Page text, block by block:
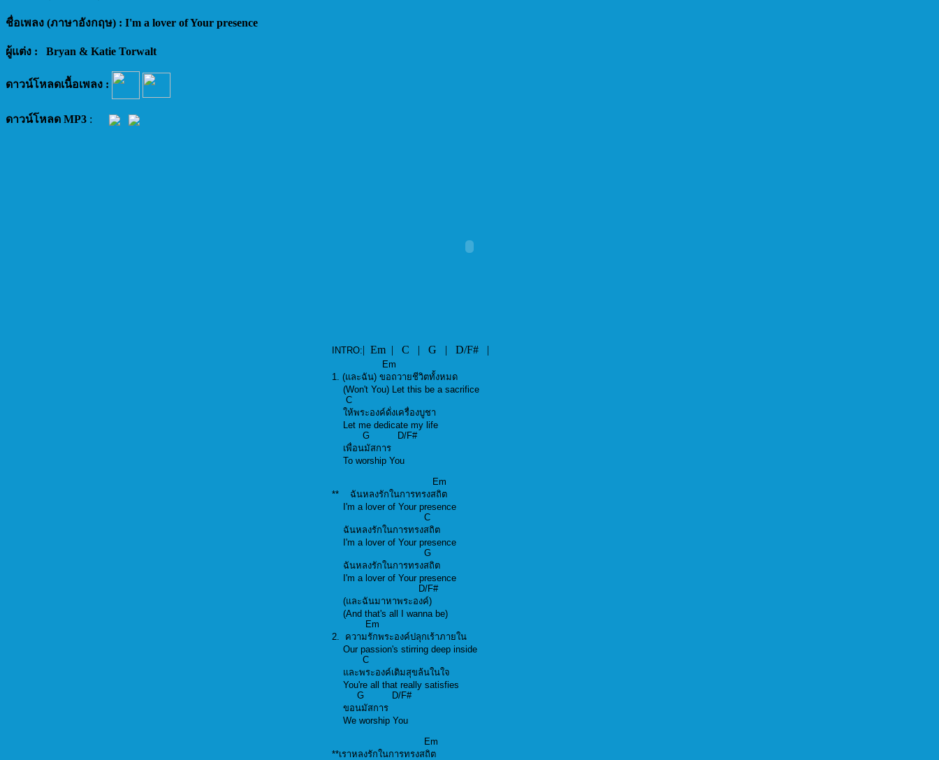
ชื่อเพลง (ภาษาอังกฤษ) : I'm a lover of Your presence
ผู้แต่ง : Bryan & Katie Torwalt
ดาวน์โหลดเนื้อเพลง :
ดาวน์โหลด MP3 :
INTRO:| Em | C | G | D/F# |
Em
1. (และฉัน) ขอถวายชีวิตทั้งหมด
(Won't You) Let this be a sacrifice
C
ให้พระองค์ดั่งเครื่องบูชา
Let me dedicate my life
G D/F#
เพื่อนมัสการ
To worship You
Em
** ฉันหลงรักในการทรงสถิต
I'm a lover of Your presence
C
ฉันหลงรักในการทรงสถิต
I'm a lover of Your presence
G
ฉันหลงรักในการทรงสถิต
I'm a lover of Your presence
D/F#
(และฉันมาหาพระองค์)
(And that's all I wanna be)
Em
2. ความรักพระองค์ปลุกเร้าภายใน
Our passion's stirring deep inside
C
และพระองค์เติมสุขล้นในใจ
You're all that really satisfies
G D/F#
ขอนมัสการ
We worship You
Em
**เราหลงรักในการทรงสถิต